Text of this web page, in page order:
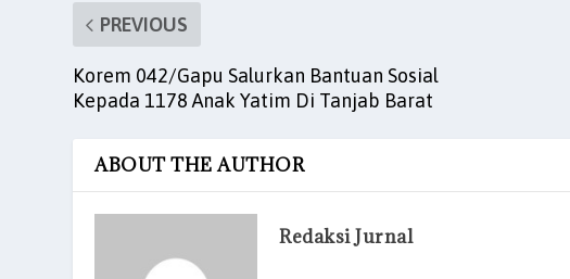
PREVIOUS
Korem 042/Gapu Salurkan Bantuan Sosial
Kepada 1178 Anak Yatim Di Tanjab Barat
ABOUT THE AUTHOR
Redaksi Jurnal